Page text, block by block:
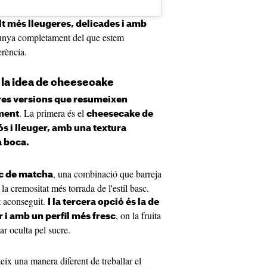
més lleugeres, delicades i amb
completament del que estem
idea de cheesecake
versions que resumeixen
. La primera és el cheesecake de
i lleuger, amb una textura
boca.
de matcha, una combinació que barreja
cremositat més torrada de l'estil basc.
I la tercera opció és la de
amb un perfil més fresc, on la fruita
oculta pel sucre.
una manera diferent de treballar el